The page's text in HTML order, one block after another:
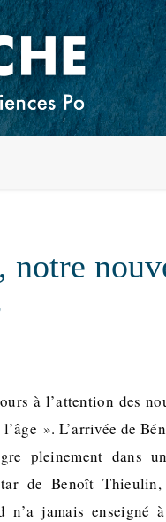
notre
à l’attention des
». L’arrivée de
pleinement dans
de Benoît
jamais enseigné